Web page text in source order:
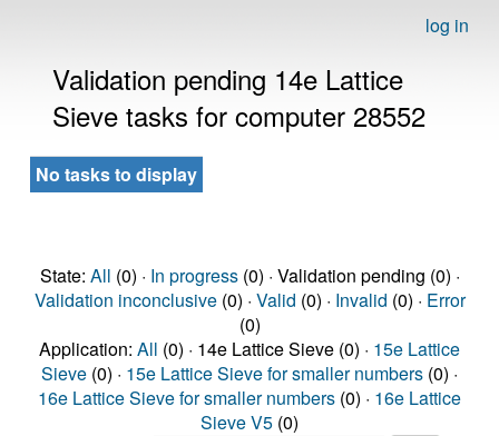
log in
Validation pending 14e Lattice
Sieve tasks for computer 28552
No tasks to display
State: All (0) · In progress(0) · Validation pending (0) ·
Validation inconclusive(0) · Valid (0) · Invalid (0) · Error
(0)
Application: All (0) · 14e Lattice Sieve (0) · 15e Lattice
Sieve (0) · 15e Lattice Sieve for smaller numbers (0) ·
16e Lattice Sieve for smaller numbers (0) · 16e Lattice
Sieve V5 (0)